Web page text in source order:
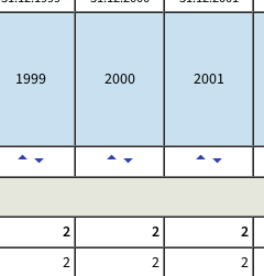
1999 2000 2001
2 2 2
2 2 2